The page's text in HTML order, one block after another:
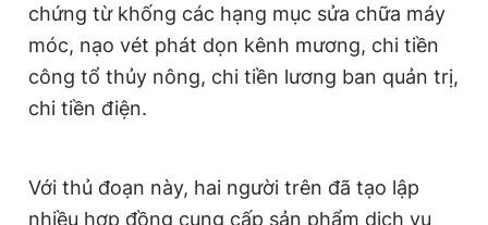
chứng từ khống các hạng mục sửa chữa máy
móc, nạo vét phát dọn kênh mương, chi tiền
công tổ thủy nông, chi tiền lương ban quản trị,
chi tiền điện.
Với thủ đoạn này, hai người trên đã tạo lập
nhiều hợp đồng cung cấp sản phẩm dịch vụ